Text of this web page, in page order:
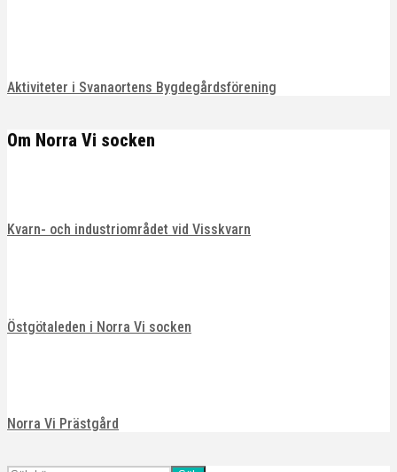
Aktiviteter i Svanaortens Bygdegårdsförening
Om Norra Vi socken
Kvarn- och industriområdet vid Visskvarn
Östgötaleden i Norra Vi socken
Norra Vi Prästgård